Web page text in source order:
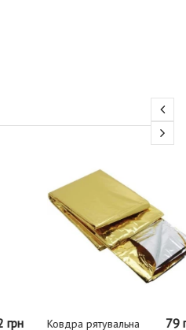
Ковдра рятувальна
79 грн